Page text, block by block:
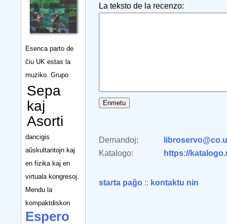
Esenca parto de
ĉiu UK estas la
muziko. Grupo
Sepa
kaj
Asorti
dancigis
aŭskultantojn kaj
en fizika kaj en
virtuala kongresoj.
Mendu la
kompaktdiskon
Espero
La teksto de la recenzo:
Demandoj:
Katalogo:
https://
starta paĝo :: kontaktu nin